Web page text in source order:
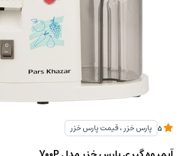
پارس خزر ، قیمت پارس خزر